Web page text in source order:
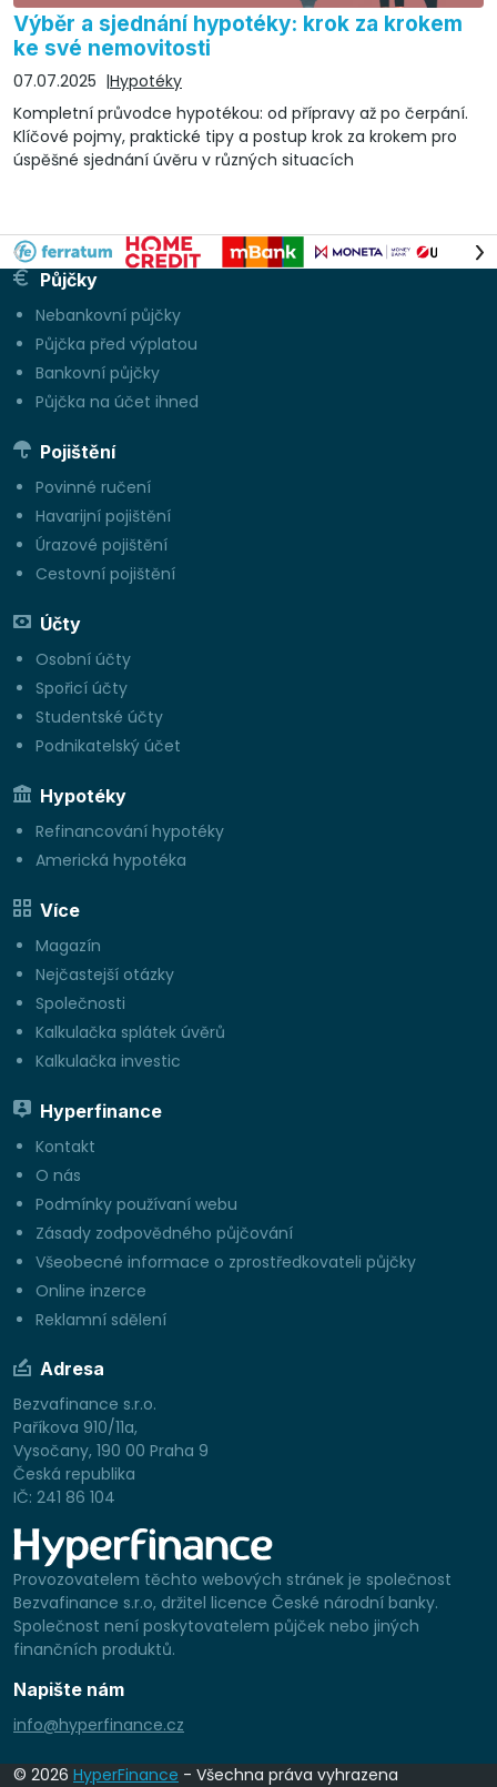
Výběr a sjednání hypotéky: krok za krokem
ke své nemovitosti
07.07.2025
Hypotéky
Kompletní průvodce hypotékou: od přípravy až po čerpání.
Klíčové pojmy, praktické tipy a postup krok za krokem pro
úspěšné sjednání úvěru v různých situacích
Půjčky
Nebankovní půjčky
Půjčka před výplatou
Bankovní půjčky
Půjčka na účet ihned
Pojištění
Povinné ručení
Havarijní pojištění
Úrazové pojištění
Cestovní pojištění
Účty
Osobní účty
Spořicí účty
Studentské účty
Podnikatelský účet
Hypotéky
Refinancování hypotéky
Americká hypotéka
Více
Magazín
Nejčastejší otázky
Společnosti
Kalkulačka splátek úvěrů
Kalkulačka investic
Hyperfinance
Kontakt
O nás
Podmínky používaní webu
Zásady zodpovědného půjčování
Všeobecné informace o zprostředkovateli půjčky
Online inzerce
Reklamní sdělení
Adresa
Bezvafinance s.r.o.
Paříkova 910/11a,
Vysočany, 190 00 Praha 9
Česká republika
IČ: 241 86 104
Provozovatelem těchto webových stránek je společnost
Bezvafinance s.r.o, držitel licence České národní banky.
Společnost není poskytovatelem půjček nebo jiných
finančních produktů.
Napište nám
info@hyperfinance.cz
© 2026 HyperFinance - Všechna práva vyhrazena